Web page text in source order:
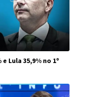
Lula 35,9% no 1º